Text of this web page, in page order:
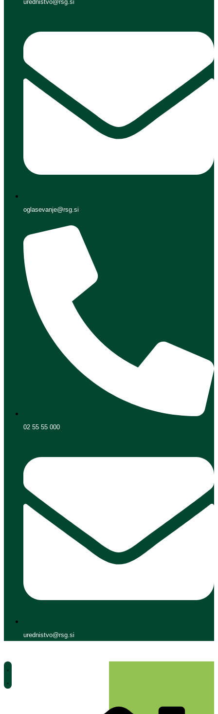
urednistvo@rsg.si
oglasevanje@rsg.si
02 55 55 000
urednistvo@rsg.si